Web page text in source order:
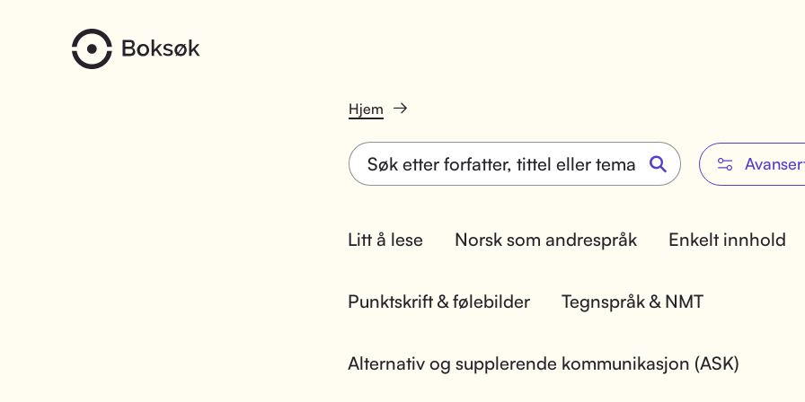
Hjem
Litt å lese Norsk som andrespråk Enkelt innhold
Punktskrift & følebilder Tegnspråk & NMT
Alternativ og supplerende kommunikasjon (ASK)